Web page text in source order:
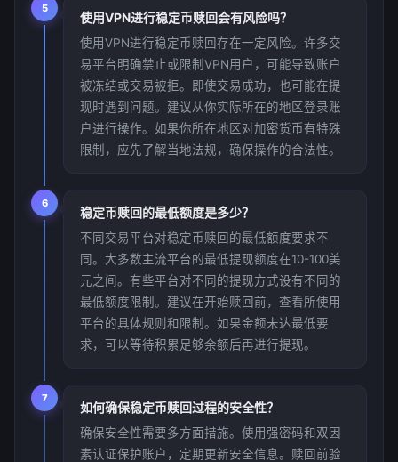
5
使用VPN进行稳定币赎回会有风险吗？
使用VPN进行稳定币赎回存在一定风险。许多交
易平台明确禁止或限制VPN用户，可能导致账户
被冻结或交易被拒。即使交易成功，也可能在提
现时遇到问题。建议从你实际所在的地区登录账
户进行操作。如果你所在地区对加密货币有特殊
限制，应先了解当地法规，确保操作的合法性。
6
稳定币赎回的最低额度是多少？
不同交易平台对稳定币赎回的最低额度要求不
同。大多数主流平台的最低提现额度在10-100美
元之间。有些平台对不同的提现方式设有不同的
最低额度限制。建议在开始赎回前，查看所使用
平台的具体规则和限制。如果金额未达最低要
求，可以等待积累足够余额后再进行提现。
7
如何确保稳定币赎回过程的安全性？
确保安全性需要多方面措施。使用强密码和双因
素认证保护账户，定期更新安全信息。赎回前验